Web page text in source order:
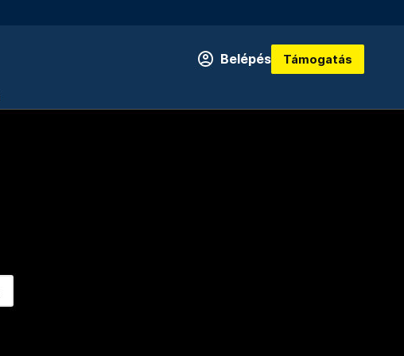
Belépés Támogatás